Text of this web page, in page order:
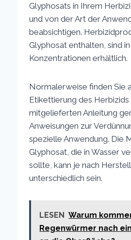
Glyphosats in Ihrem
und von der Art der
beabsichtigen.
Glyphosat enthalten, sind
Konzentrationen erhältlich.
Normalerweise finden Sie
Etikettierung des
mitgelieferten Anleitung
Anweisungen zur
spezielle Anwendung. Die
Glyphosat, die in Wasser
sollte, kann je nach
unterschiedlich sein.
LESEN Warum
Regenwürmer nach